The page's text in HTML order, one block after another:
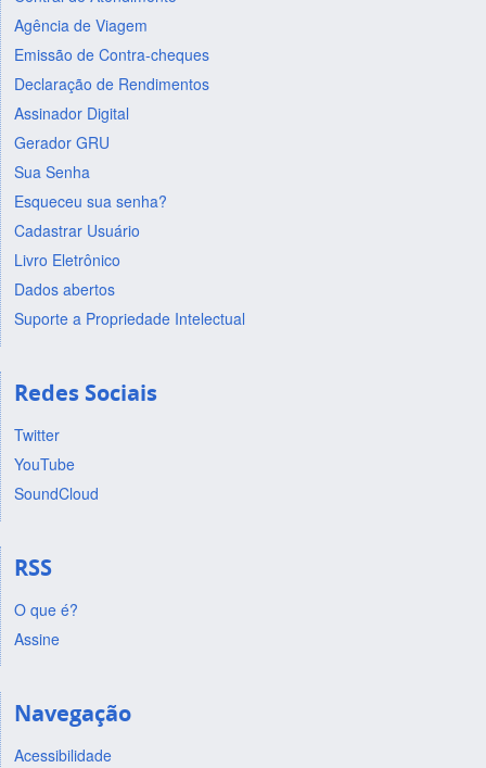
Agência de Viagem
Emissão de Contra-cheques
Declaração de Rendimentos
Assinador Digital
Gerador GRU
Sua Senha
Esqueceu sua senha?
Cadastrar Usuário
Livro Eletrônico
Dados abertos
Suporte a Propriedade Intelectual
Redes Sociais
Twitter
YouTube
SoundCloud
RSS
O que é?
Assine
Navegação
Acessibilidade